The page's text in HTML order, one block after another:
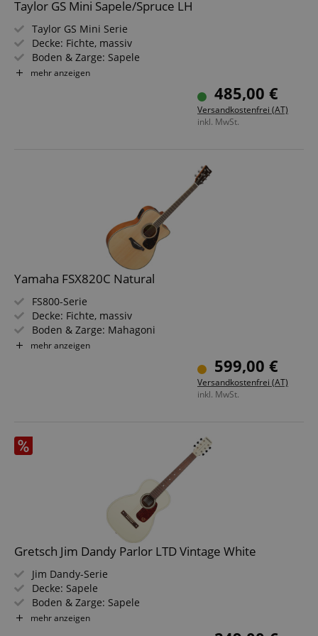
Taylor GS Mini Sapele/Spruce LH
Taylor GS Mini Serie
Decke: Fichte, massiv
Boden & Zarge: Sapele
Griffbrett/Hals: Ebenholz / Mahogani
mehr anzeigen
485,00 €
Versandkostenfrei (AT)
inkl. MwSt.
Yamaha FSX820C Natural
FS800-Serie
Decke: Fichte, massiv
Boden & Zarge: Mahagoni
Griffbrett/Hals: Palisander / Nato
mehr anzeigen
599,00 €
Versandkostenfrei (AT)
inkl. MwSt.
Gretsch Jim Dandy Parlor LTD Vintage White
Jim Dandy-Serie
Decke: Sapele
Boden & Zarge: Sapele
Griffbrett/Hals: Walnuss / Nato
Farbe & Finish: Vintage White, Semi-Gloss
mehr anzeigen
Beschreibung
Stunde
Enables
remembering
Datenschutzerklärung